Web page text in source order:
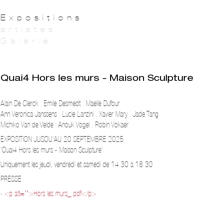
Expositions
artistes
Galerie
Quai4 Hors les murs - Maison Sculpture
Alain De Clerck . Emile Desmedt . Maelle Dufour
Ann Veronica Janssens . Lucie Lanzini . Xavier Mary . Jade Tang
Michiko Van de Velde . Anouk Vogel . Robin Vokaer
EXPOSITION JUSQU'AU 20 SEPTEMBRE 2025
'Quai4 Hors les murs - Maison Sculpture'
Uniquement les jeudi, vendredi et samedi de 14.30 à 18.30
PRESSE
› <p alt="">Hors les murs_.pdf</p>